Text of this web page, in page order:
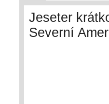
Jeseter
Severní